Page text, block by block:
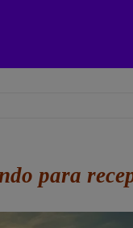
para